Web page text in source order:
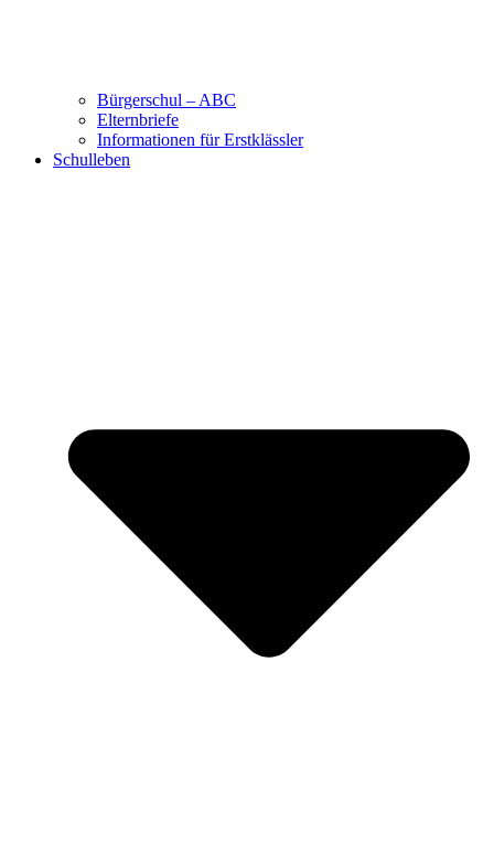
Bürgerschul – ABC
Elternbriefe
Informationen für Erstklässler
Schulleben